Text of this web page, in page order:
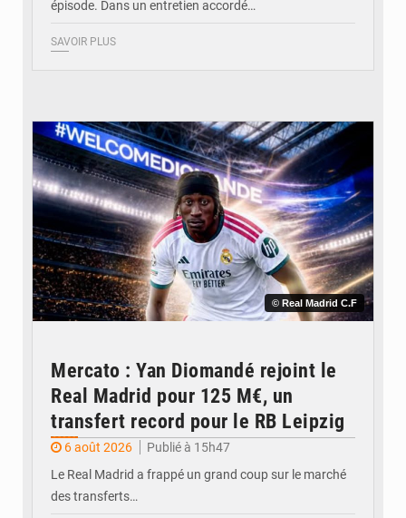
épisode. Dans un entretien accordé…
SAVOIR PLUS
© Real Madrid C.F
Mercato : Yan Diomandé rejoint le
Real Madrid pour 125 M€, un
transfert record pour le RB Leipzig
6 août 2026
Publié à 15h47
Le Real Madrid a frappé un grand coup sur le marché
des transferts…